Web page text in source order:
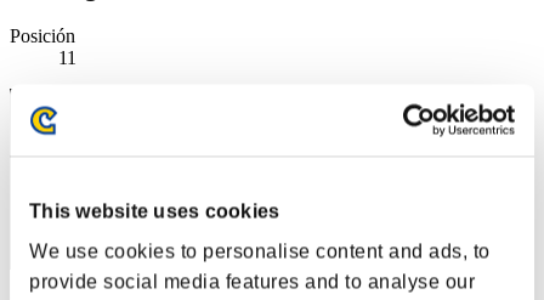
This website uses cookies
We use cookies to personalise content and ads, to
provide social media features and to analyse our
Posición
11